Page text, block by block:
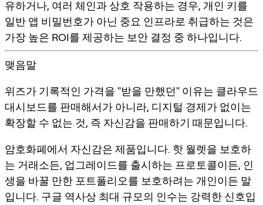
유하거나, 여러 체인과 상호 작용하는 경우, 개인 키를
일반 앱 비밀번호가 아닌 중요 인프라로 취급하는 것은
가장 높은 ROI를 제공하는 보안 결정 중 하나입니다.
맺음말
위즈가 기록적인 가격을 "받을 만했던" 이유는 클라우드
대시보드를 판매해서가 아니라, 디지털 경제가 없이는
확장할 수 없는 것, 즉 자신감을 판매하기 때문입니다.
암호화폐에서 자신감은 제품입니다. 핫 월렛을 보호하
는 거래소든, 업그레이드를 출시하는 프로토콜이든, 인
생을 바꿀 만한 포트폴리오를 보호하려는 개인이든 말
입니다. 구글 역사상 최대 규모의 인수는 강력한 신호입